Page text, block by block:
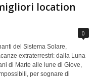
location
0
del Sistema Solare,
extraterrestri: dalla Luna
di Marte alle lune di Giove,
per sognare di